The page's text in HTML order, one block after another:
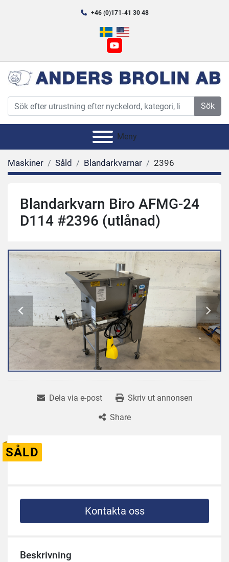
+46 (0)171-41 30 48
youtube
Sök
Meny
Maskiner Såld Blandarkvarnar 2396
Blandarkvarn Biro AFMG-24
D114 #2396 (utlånad)
Dela via e-post
Skriv ut annonsen
Share
SÅLD
Kontakta oss
Beskrivning